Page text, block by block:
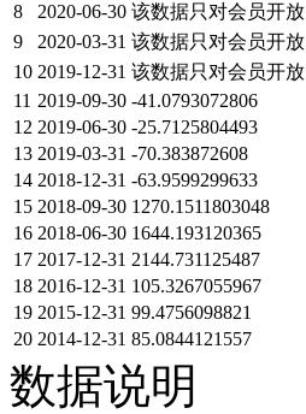
8
2020-06-30 该数据只对会员开放
9
2020-03-31 该数据只对会员开放
10 2019-12-31 该数据只对会员开放
11 2019-09-30 -41.0793072806
12 2019-06-30 -25.7125804493
13 2019-03-31 -70.383872608
14 2018-12-31 -63.9599299633
15 2018-09-30 1270.1511803048
16 2018-06-30 1644.193120365
17 2017-12-31 2144.731125487
18 2016-12-31 105.3267055967
19 2015-12-31 99.4756098821
20 2014-12-31 85.0844121557
数据说明